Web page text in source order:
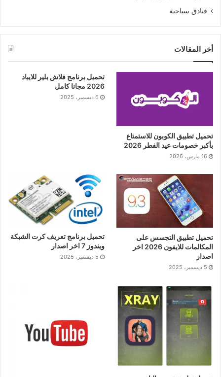
فنادق سياحية
أخر المقالات
تحميل تطبيق الكوبون للاستمتاع
بأكبر خصومات عيد الفطر 2026
16 مارس، 2026
تحميل برنامج فلاش بلير للايباد
2026 مجانا كامل
6 ديسمبر، 2025
تحميل تطبيق التجسس على
المكالمات للايفون 2026 اخر
اصدار
5 ديسمبر، 2025
تحميل برنامج تعريف كرت الشبكة
ويندوز 7 اخر اصدار
5 ديسمبر، 2025